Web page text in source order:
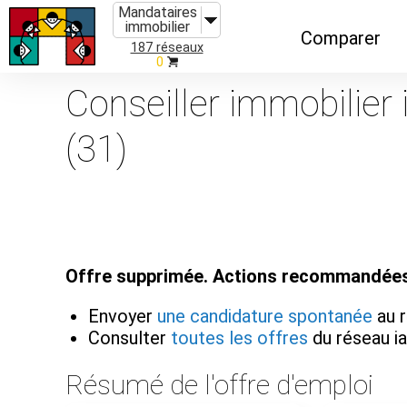
Mandataires
immobilier
187 réseaux
0
Comparer
Caractéristiques
Conseiller immobilier
(31)
Offre supprimée. Actions
Envoyer une candidature spontanée au
Consulter toutes les offres du réseau
Résumé de l'offre d'emploi